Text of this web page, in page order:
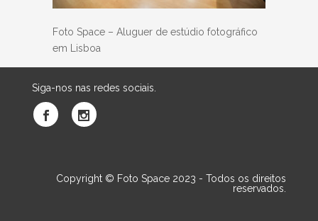
Foto Space – Aluguer de estúdio fotográfico
em Lisboa
Siga-nos nas redes sociais.
Copyright © Foto Space 2023 - Todos os direitos
reservados.